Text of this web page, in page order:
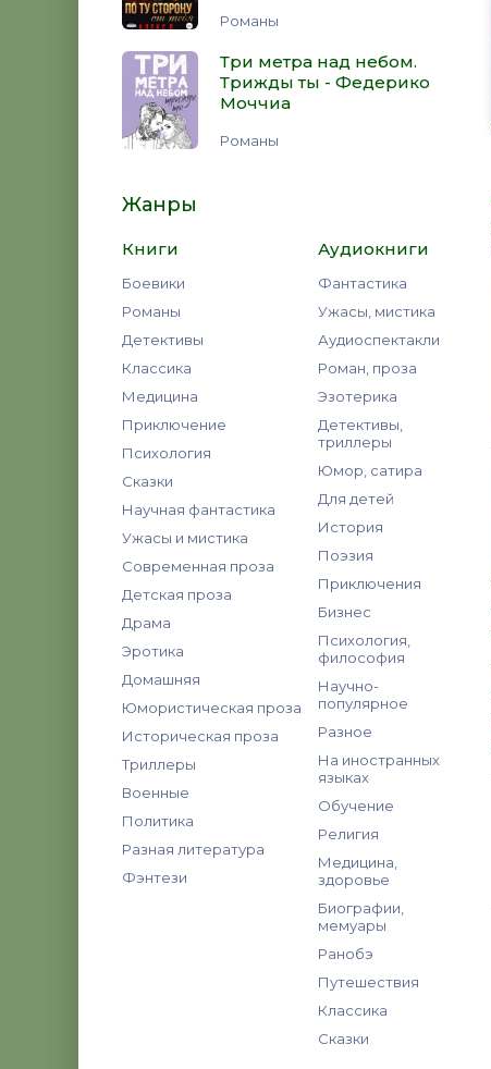
Романы
Три метра над небом.
Трижды ты - Федерико
Моччиа
Романы
Жанры
Книги
Боевики
Романы
Детективы
Классика
Медицина
Приключение
Психология
Сказки
Научная фантастика
Ужасы и мистика
Современная проза
Детская проза
Драма
Эротика
Домашняя
Юмористическая проза
Историческая проза
Триллеры
Военные
Политика
Разная литература
Фэнтези
Аудиокниги
Фантастика
Ужасы, мистика
Аудиоспектакли
Роман, проза
Эзотерика
Детективы,
триллеры
Юмор, сатира
Для детей
История
Поэзия
Приключения
Бизнес
Психология,
философия
Научно-
популярное
Разное
На иностранных
языках
Обучение
Религия
Медицина,
здоровье
Биографии,
мемуары
Ранобэ
Путешествия
Классика
Сказки